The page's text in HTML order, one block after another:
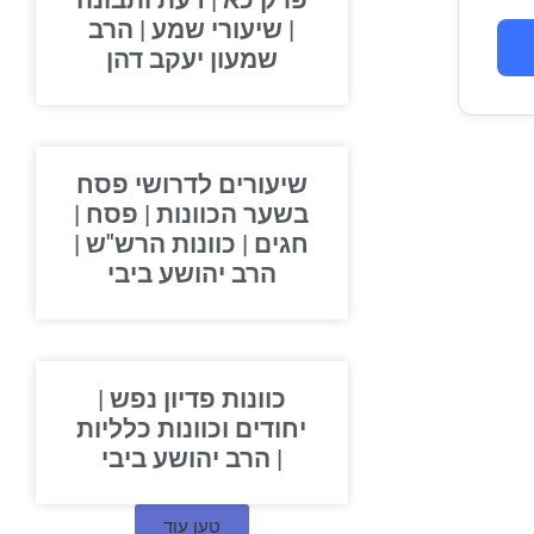
| שיעורי שמע | הרב
שמעון יעקב דהן
שיעורים לדרושי פסח
בשער הכוונות | פסח |
חגים | כוונות הרש"ש |
הרב יהושע ביבי
כוונות פדיון נפש |
יחודים וכוונות כלליות
| הרב יהושע ביבי
טען עוד